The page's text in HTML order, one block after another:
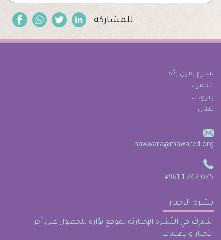
للمشاركة
شارع إميل إدّه،
الحمرا،
بيروت،
لبنان
nawwara@mawared.org
+961 1 742 075
نشرة الاخبار
اشترِكْ في النّشرة الإخباريّة لموقع نوّارة للحصول على آخر
الأخبار والإعلانات.